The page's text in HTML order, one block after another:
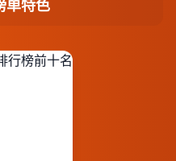
单特色